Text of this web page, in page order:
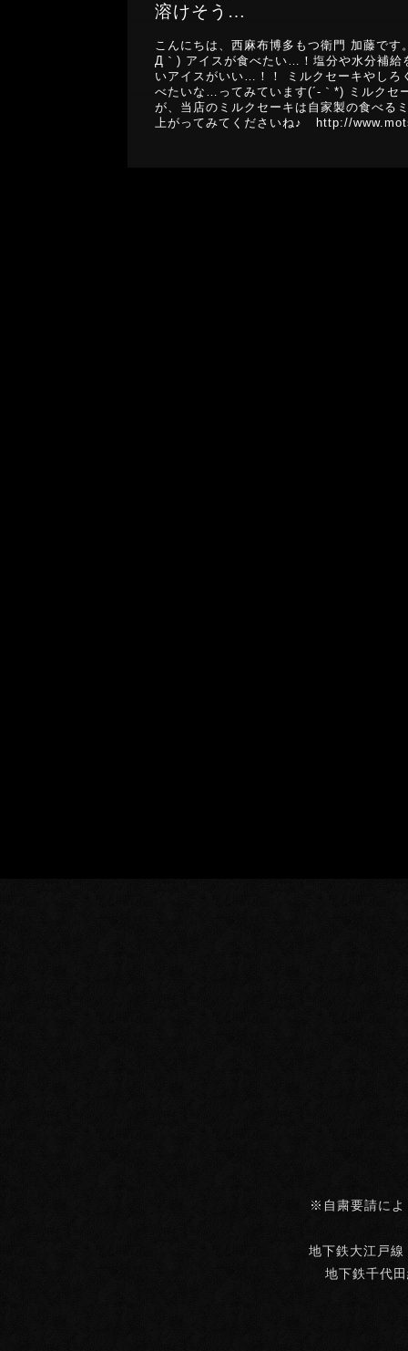
溶けそう…
こんにちは、西麻布博多もつ衛門 加藤で
Д｀) アイスが食べたい…！塩分や水分補給
いアイスがいい…！！ ミルクセーキやしろ
べたいな…ってみています(´-｀*) ミルクセ
が、当店のミルクセーキは自家製の食べる
上がってみてくださいね♪ http://
※自粛要請によ
地下鉄大江戸
地下鉄千代